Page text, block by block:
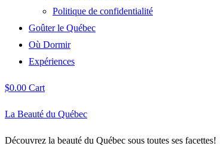
Politique de confidentialité
Goûter le Québec
Où Dormir
Expériences
$0.00 Cart
La Beauté du Québec
Découvrez la beauté du Québec sous toutes ses facettes!